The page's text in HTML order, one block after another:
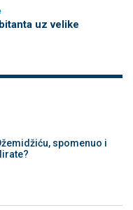
uz velike
spomenuo i